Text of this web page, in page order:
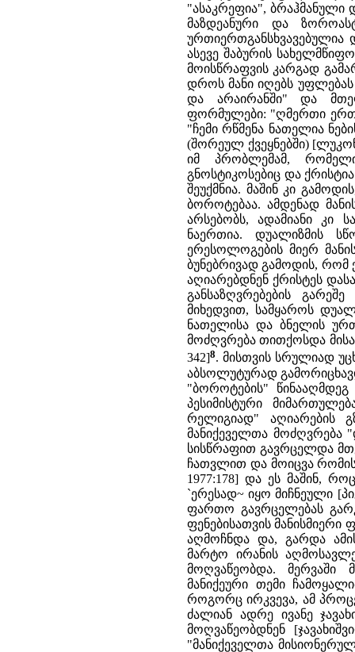
"ასაკრეფია", ბრაჰმანული
მაზდეანური და
ურთიერთგანსხვავებულია
ასევე შაბურის
მოისწრაფვის კარგად
დროს მანი იღებს უფლებას
და არაირანში" და
ფორმულები: "ღმერთი
"ჩემი რწმენა ნათელია
(შორეულ ქვეყნებში)
იმ პრობლემამ,
გნოსტიკოსებიც და
შეუქმნია. მაშინ კი
ბოროტებაა. ამდენად
არსებობს, ადამიანი კი
ნაერთია. დუალიზმის
ერესოლოგების მიერ
ბუნებრივად გამოდის, რომ
აღიარებდნენ ქრისტეს
განსაზღვრებების
მიხედვით, სამყაროს
ნათელისა და ბნელის
მოძღვრება თითქოსდა
342]8. მისთვის სრულიად
აბსოლუტურად
"ბოროტების"
პესიმისტური
რელიგიად" აღიარების
მანიქეველთა მოძღვრება
სისწრაფით გავრცელდა
ჩათვლით და მოიცვა რომის
1977:178] და ეს მაშინ,
`ერესად~ იყო მიჩნეული
ფართო გავრცელებას
ფენებისათვის
აღმოჩნდა და, გარდა
მარტო ირანის
მოღვაწეობდა. მერვაში
მანიქეური თემი
როგორც ირკვევა, ამ
ძალიან ადრე ივანე
მოღვაწეობდნენ
"მანიქეველთა